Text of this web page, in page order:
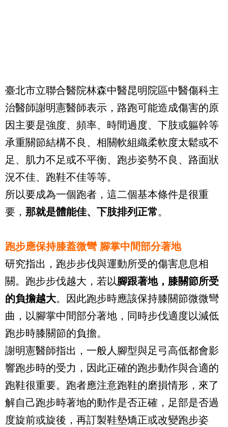
臺北市立聯合醫院林森中醫昆明院區中醫傷科主
治醫師謝明憲醫師表示，路跑可能造成傷害的原
因主要是強度、頻率、時間過度、下肢或軀幹等
承重關節結構不良、相關軟組織柔軟度太鬆或不
足、肌力不足或不平衡、跑步姿勢不良、路面狀
況不佳、跑鞋不佳等等。
所以要成為一個跑者，這二個基本條件是很重
要， 那就是體能佳、下肢排列正常。
跑步應保持膝蓋微彎 腳掌中間部分著地
研究指出，跑步步伐與運動所受的傷害息息相
關。跑步步伐越大，若以腳跟著地，膝關節所受
的負擔越大。因此跑步時應該保持膝關節微微彎
曲，以腳掌中間部分著地，同時步伐適度以減低
跑步時膝關節的負擔。
謝明憲醫師指出，一般人腳型與足弓高低都會影
響跑步時的受力，因此正確的跑步動作與合適的
跑鞋很重要。跑者應注意跑鞋的磨損情形，來了
解自己跑步時著地的動作是否正確，足部是否過
度旋前或旋後，再訂製鞋墊矯正或改變跑步姿